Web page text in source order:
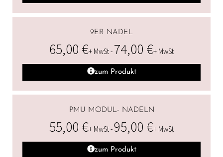
9ER NADEL
65,00 €+ MwSt - 74,00 €+ MwSt
zum Produkt
PMU MODUL- NADELN
55,00 €+ MwSt -95,00 €+ MwSt
zum Produkt